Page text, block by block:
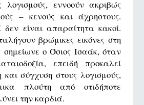
λογισμούς, εννοούν ακριβώς
– κενούς και άχρηστους.
δεν είναι απαραίτητα κακοί.
βρώμικες εικόνες στη
ο Όσιος Ισαάκ, όταν
επειδή προκαλεί
και σύγχυση στους λογισμούς,
πλούτη από οτιδήποτε
την καρδιά.